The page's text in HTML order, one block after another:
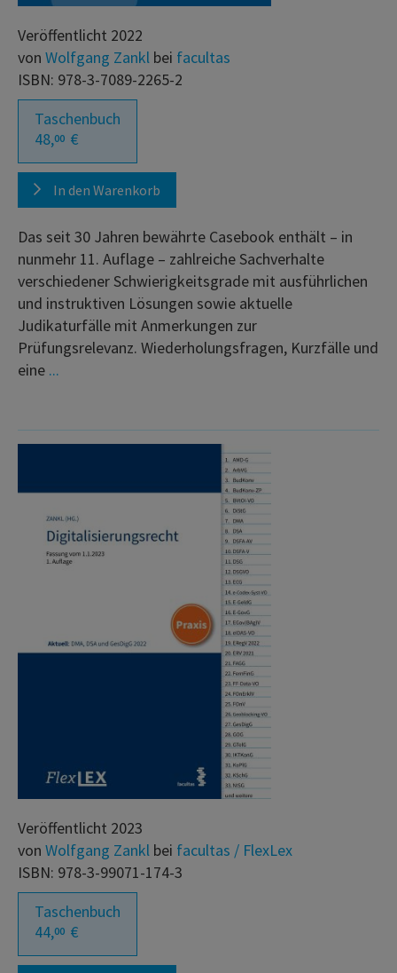
Veröffentlicht 2022
von Wolfgang Zankl bei facultas
ISBN: 978-3-7089-2265-2
Taschenbuch
48,00 €
In den Warenkorb
Das seit 30 Jahren bewährte Casebook enthält – in
nunmehr 11. Auflage – zahlreiche Sachverhalte
verschiedener Schwierigkeitsgrade mit ausführlichen
und instruktiven Lösungen sowie aktuelle
Judikaturfälle mit Anmerkungen zur
Prüfungsrelevanz. Wiederholungsfragen, Kurzfälle und
eine ...
Veröffentlicht 2023
von Wolfgang Zankl bei facultas / FlexLex
ISBN: 978-3-99071-174-3
Taschenbuch
44,00 €